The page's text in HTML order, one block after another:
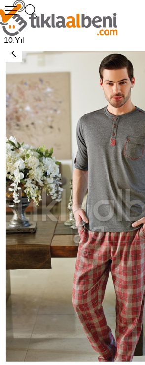
10.Yıl
Eros ESE 2000 O Patlı Ekose Pijama Takımı